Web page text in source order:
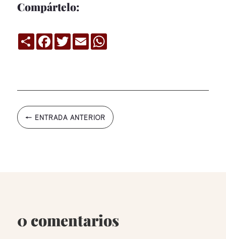
Compártelo:
CompartirFacebook
TwitterEmailWhatsApp
← ENTRADA ANTERIOR
0 comentarios